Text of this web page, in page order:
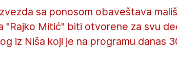
sa ponosom obaveštava
"Rajko Mitić" biti otvorene za svu
iz Niša koji je na programu danas